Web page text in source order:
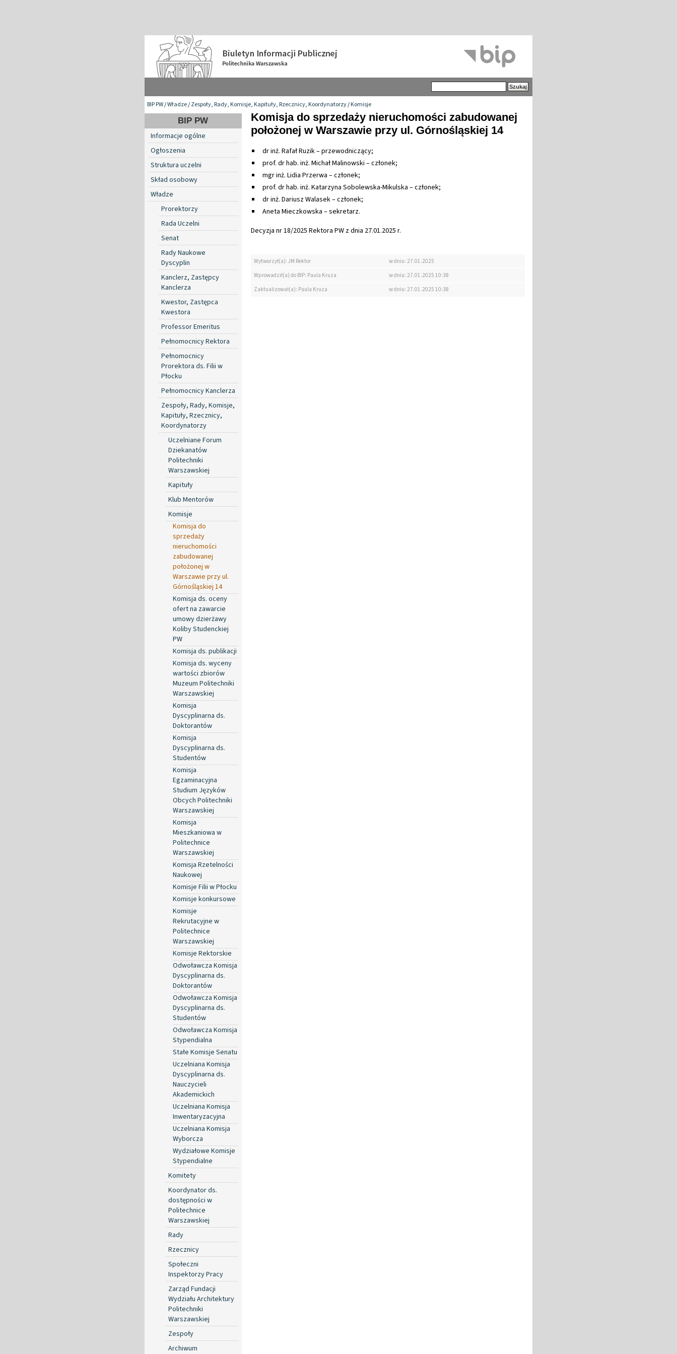
BIP PW/Władze/Zespoły, Rady, Komisje, Kapituły, Rzecznicy, Koordynatorzy/Komisje
BIP PW
Informacje ogólne
Ogłoszenia
Struktura uczelni
Skład osobowy
Władze
Prorektorzy
Rada Uczelni
Senat
Rady Naukowe
Dyscyplin
Kanclerz, Zastępcy
Kanclerza
Kwestor, Zastępca
Kwestora
Professor Emeritus
Pełnomocnicy Rektora
Pełnomocnicy
Prorektora ds. Filii w
Płocku
Pełnomocnicy Kanclerza
Zespoły, Rady, Komisje,
Kapituły, Rzecznicy,
Koordynatorzy
Uczelniane Forum
Dziekanatów
Politechniki
Warszawskiej
Kapituły
Klub Mentorów
Komisje
Komisja do
sprzedaży
nieruchomości
zabudowanej
położonej w
Warszawie przy ul.
Górnośląskiej 14
Komisja ds. oceny
ofert na zawarcie
umowy dzierżawy
Koliby Studenckiej
PW
Komisja ds. publikacji
Komisja ds. wyceny
wartości zbiorów
Muzeum Politechniki
Warszawskiej
Komisja
Dyscyplinarna ds.
Doktorantów
Komisja
Dyscyplinarna ds.
Studentów
Komisja
Egzaminacyjna
Studium Języków
Obcych Politechniki
Warszawskiej
Komisja
Mieszkaniowa w
Politechnice
Warszawskiej
Komisja Rzetelności
Naukowej
Komisje Filii w Płocku
Komisje konkursowe
Komisje
Rekrutacyjne w
Politechnice
Warszawskiej
Komisje Rektorskie
Odwoławcza Komisja
Dyscyplinarna ds.
Doktorantów
Odwoławcza Komisja
Dyscyplinarna ds.
Studentów
Odwoławcza Komisja
Stypendialna
Stałe Komisje Senatu
Uczelniana Komisja
Dyscyplinarna ds.
Nauczycieli
Akademickich
Uczelniana Komisja
Inwentaryzacyjna
Uczelniana Komisja
Wyborcza
Wydziałowe Komisje
Stypendialne
Komitety
Koordynator ds.
dostępności w
Politechnice
Warszawskiej
Rady
Rzecznicy
Społeczni
Inspektorzy Pracy
Zarząd Fundacji
Wydziału Architektury
Politechniki
Warszawskiej
Zespoły
Archiwum
Komisja do sprzedaży nieruchomości zabudowanej
położonej w Warszawie przy ul. Górnośląskiej 14
dr inż. Rafał Ruzik – przewodniczący;
prof. dr hab. inż. Michał Malinowski – członek;
mgr inż. Lidia Przerwa – członek;
prof. dr hab. inż. Katarzyna Sobolewska-Mikulska – członek;
dr inż. Dariusz Walasek – członek;
Aneta Mieczkowska – sekretarz.
Decyzja nr 18/2025 Rektora PW z dnia 27.01.2025 r.
Wytworzył(a): JM Rektor
w dniu: 27.01.2025
Wprowadził(a) do BIP: Paula Kruza
w dniu: 27.01.2025 10:38
Zaktualizował(a): Paula Kruza
w dniu: 27.01.2025 10:38